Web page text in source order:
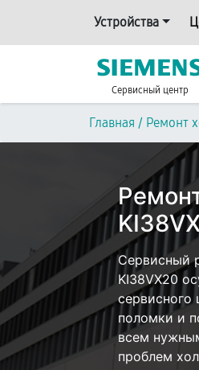
Устройства
Сервисный центр
Главная / Ремонт
Сервисный
KI38VX20
сервисного
поломки и
всем
проблем